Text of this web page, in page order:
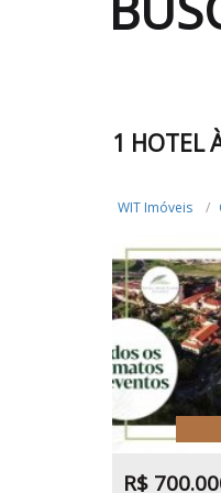
1 HOTEL
WIT Imóveis
R$